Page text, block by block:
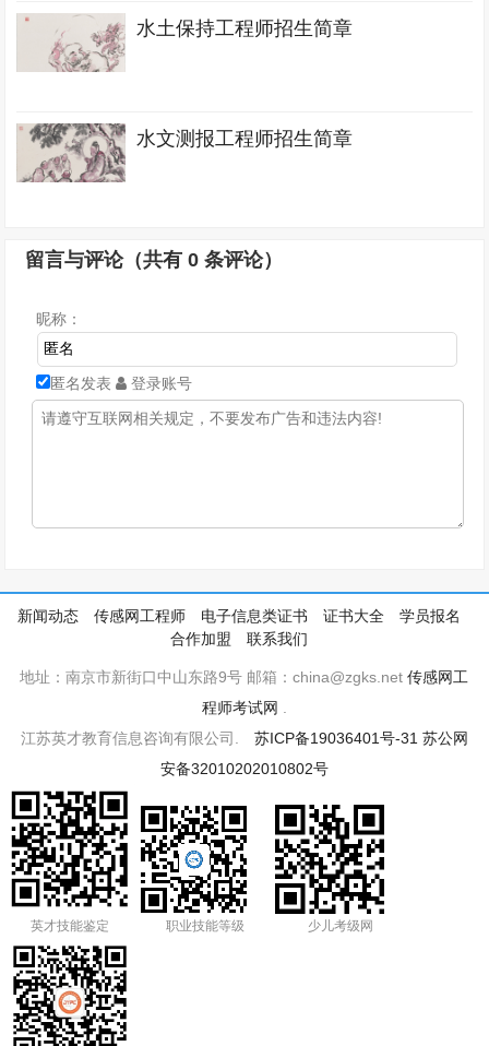
水土保持工程师招生简章
水文测报工程师招生简章
留言与评论（共有0 条评论）
昵称：
匿名发表 登录账号
新闻动态 传感网工程师 电子信息类证书 证书大全
学员报名
合作加盟
联系我们
地址：南京市新街口中山东路9号 邮箱：china@zgks.net传感网工
程师考试网
江苏英才教育信息咨询有限公司. 苏ICP备19036401号-31 苏公网
安备32010202010802号
英才技能鉴定 职业技能等级 少儿考级网